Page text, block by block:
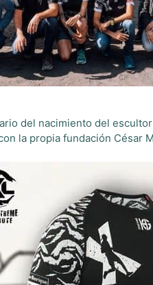
del nacimiento del
la propia fundación César